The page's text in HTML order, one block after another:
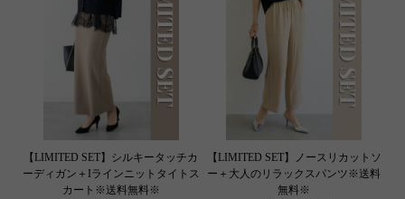
【LIMITED SET】シルキータッチカ
ーディガン＋Iラインニットタイトス
カート※送料無料※
【LIMITED SET】ノースリカットソ
ー＋大人のリラックスパンツ※送料
無料※